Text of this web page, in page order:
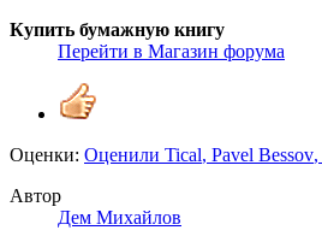
Купить бумажную книгу
Перейти в Магазин форума
Оценки: Оценили Tical, Pavel Bessov,
Автор
Дем Михайлов